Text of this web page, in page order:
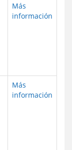
Más
información
Más
información